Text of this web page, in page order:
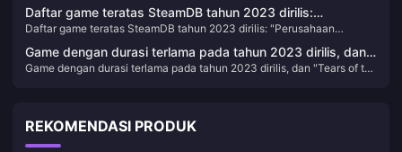
Daftar game teratas SteamDB tahun 2023 dirilis:
"Perusahaan Mematikan" menempati posisi pertama
Daftar game teratas SteamDB tahun 2023 dirilis: "Perusahaan
Game dengan durasi terlama pada tahun 2023 dirilis, dan
"Tears of the Kingdom" menduduki puncak daftar
Game dengan durasi terlama pada tahun 2023 dirilis, dan "Tears of the
REKOMENDASI PRODUK